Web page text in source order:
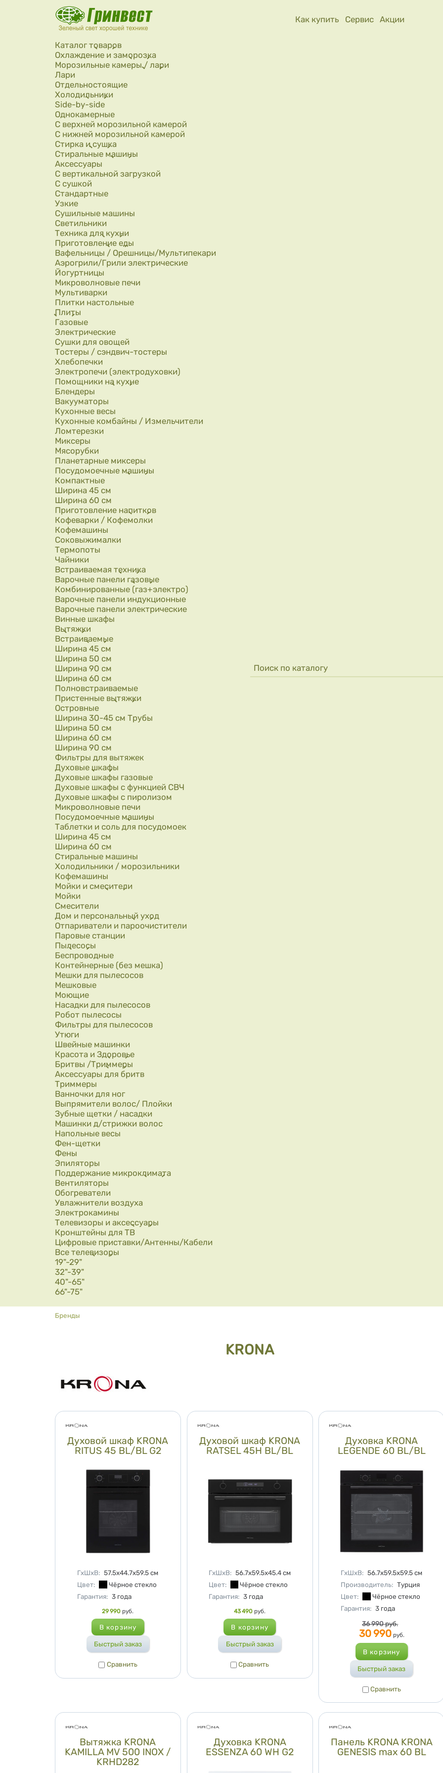
Перейти к основному содержанию
Как купить
Сервис Акции
Каталог товаров
Охлаждение и заморозка
Морозильные камеры / лари
Лари
Отдельностоящие
Холодильники
Side-by-side
Однокамерные
С верхней морозильной камерой
С нижней морозильной камерой
Стирка и сушка
Стиральные машины
Аксессуары
С вертикальной загрузкой
С сушкой
Стандартные
Узкие
Сушильные машины
Светильники
Техника для кухни
Приготовление еды
Вафельницы / Орешницы/Мультипекари
Аэрогрили/Грили электрические
Йогуртницы
Микроволновые печи
Мультиварки
Плитки настольные
Плиты
Газовые
Электрические
Сушки для овощей
Тостеры / сэндвич-тостеры
Хлебопечки
Электропечи (электродуховки)
Помощники на кухне
Блендеры
Вакууматоры
Кухонные весы
Кухонные комбайны / Измельчители
Ломтерезки
Миксеры
Мясорубки
Планетарные миксеры
Посудомоечные машины
Компактные
Ширина 45 см
Ширина 60 см
Приготовление напитков
Кофеварки / Кофемолки
Кофемашины
Соковыжималки
Термопоты
Чайники
Встраиваемая техника
Варочные панели газовые
Комбинированные (газ+электро)
Варочные панели индукционные
Варочные панели электрические
Винные шкафы
Вытяжки
Встраиваемые
Ширина 45 см
Ширина 50 см
Ширина 90 см
Ширина 60 см
Полновстраиваемые
Пристенные вытяжки
Островные
Ширина 30-45 см Трубы
Ширина 50 см
Ширина 60 см
Ширина 90 см
Фильтры для вытяжек
Духовые шкафы
Духовые шкафы газовые
Духовые шкафы с функцией СВЧ
Духовые шкафы с пиролизом
Микроволновые печи
Посудомоечные машины
Таблетки и соль для посудомоек
Ширина 45 см
Ширина 60 см
Стиральные машины
Холодильники / морозильники
Кофемашины
Мойки и смесители
Мойки
Смесители
Дом и персональный уход
Отпариватели и пароочистители
Паровые станции
Пылесосы
Беспроводные
Контейнерные (без мешка)
Мешки для пылесосов
Мешковые
Моющие
Насадки для пылесосов
Робот пылесосы
Фильтры для пылесосов
Утюги
Швейные машинки
Красота и Здоровье
Бритвы /Триммеры
Аксессуары для бритв
Триммеры
Ванночки для ног
Выпрямители волос/ Плойки
Зубные щетки / насадки
Машинки д/стрижки волос
Напольные весы
Фен-щетки
Фены
Эпиляторы
Поддержание микроклимата
Вентиляторы
Обогреватели
Увлажнители воздуха
Электрокамины
Телевизоры и аксессуары
Кронштейны для ТВ
Цифровые приставки/Антенны/Кабели
Все телевизоры
19"-29"
32"-39"
40"-65"
66"-75"
Форма поиска
Поиск
Вы здесь
Бренды
KRONA
Духовой шкаф KRONA
RITUS 45 BL/BL G2
Характеристики
ГхШхВ: 57.5x44.7x59.5 см
Цвет:
Чёрное стекло
Гарантия: 3 года
29 990 руб.
СравнитьСравнить
Духовой шкаф KRONA
RATSEL 45H BL/BL
Характеристики
ГхШхВ: 56.7x59.5x45.4см
Цвет:
Чёрное стекло
Гарантия: 3 года
43 490 руб.
Сравнить
Духовка KRONA
LEGENDE 60 BL/BL
Характеристики
ГхШхВ: 56.7х59.5х59.5 см
Производитель: Турция
Цвет:
Чёрное стекло
Гарантия: 3 года
36 990руб.
30 990 руб.
СравнитьСравнить
Вытяжка KRONA
KAMILLA MV 500 INOX /
KRHD282
Духовка KRONA
ESSENZA 60 WH G2
Панель KRONA KRONA
GENESIS max 60 BL